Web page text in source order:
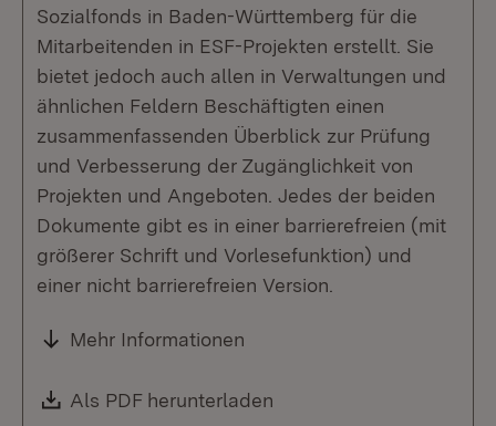
Sozialfonds in Baden-Württemberg für die
Mitarbeitenden in ESF-Projekten erstellt. Sie
bietet jedoch auch allen in Verwaltungen und
ähnlichen Feldern Beschäftigten einen
zusammenfassenden Überblick zur Prüfung
und Verbesserung der Zugänglichkeit von
Projekten und Angeboten. Jedes der beiden
Dokumente gibt es in einer barrierefreien (mit
größerer Schrift und Vorlesefunktion) und
einer nicht barrierefreien Version.
Mehr Informationen
Download:
Als PDF herunterladen